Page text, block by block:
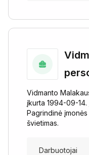
Vidmanto
įkurta 1994-09-
Pagrindinė
švietimas.
Darbuotojai